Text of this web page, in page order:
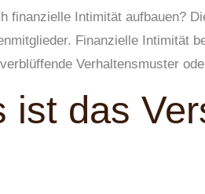
finanzielle Intimität aufbauen?
Finanzielle Intimität
Verhaltensmuster
ist das